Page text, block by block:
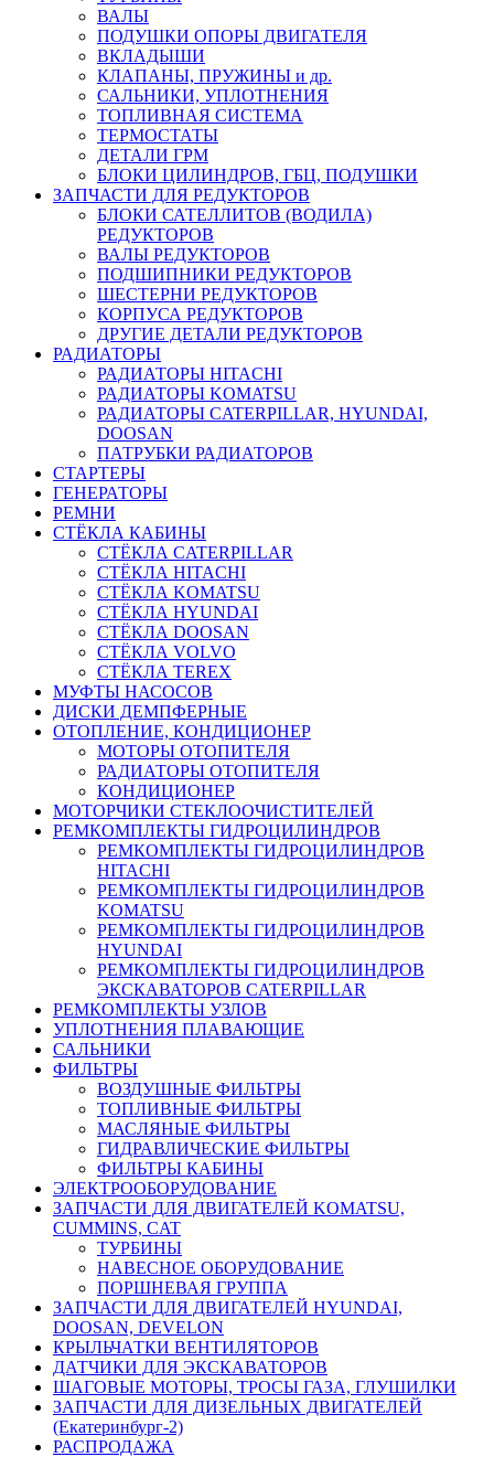
ВАЛЫ
ПОДУШКИ ОПОРЫ ДВИГАТЕЛЯ
ВКЛАДЫШИ
КЛАПАНЫ, ПРУЖИНЫ и др.
САЛЬНИКИ, УПЛОТНЕНИЯ
ТОПЛИВНАЯ СИСТЕМА
ТЕРМОСТАТЫ
ДЕТАЛИ ГРМ
БЛОКИ ЦИЛИНДРОВ, ГБЦ, ПОДУШКИ
ЗАПЧАСТИ ДЛЯ РЕДУКТОРОВ
БЛОКИ САТЕЛЛИТОВ (ВОДИЛА)
РЕДУКТОРОВ
ВАЛЫ РЕДУКТОРОВ
ПОДШИПНИКИ РЕДУКТОРОВ
ШЕСТЕРНИ РЕДУКТОРОВ
КОРПУСА РЕДУКТОРОВ
ДРУГИЕ ДЕТАЛИ РЕДУКТОРОВ
РАДИАТОРЫ
РАДИАТОРЫ HITACHI
РАДИАТОРЫ KOMATSU
РАДИАТОРЫ CATERPILLAR, HYUNDAI,
DOOSAN
ПАТРУБКИ РАДИАТОРОВ
СТАРТЕРЫ
ГЕНЕРАТОРЫ
РЕМНИ
СТЁКЛА КАБИНЫ
СТЁКЛА CATERPILLAR
СТЁКЛА HITACHI
СТЁКЛА KOMATSU
СТЁКЛА HYUNDAI
СТЁКЛА DOOSAN
СТЁКЛА VOLVO
СТЁКЛА TEREX
МУФТЫ НАСОСОВ
ДИСКИ ДЕМПФЕРНЫЕ
ОТОПЛЕНИЕ, КОНДИЦИОНЕР
МОТОРЫ ОТОПИТЕЛЯ
РАДИАТОРЫ ОТОПИТЕЛЯ
КОНДИЦИОНЕР
МОТОРЧИКИ СТЕКЛООЧИСТИТЕЛЕЙ
РЕМКОМПЛЕКТЫ ГИДРОЦИЛИНДРОВ
РЕМКОМПЛЕКТЫ ГИДРОЦИЛИНДРОВ
HITACHI
РЕМКОМПЛЕКТЫ ГИДРОЦИЛИНДРОВ
KOMATSU
РЕМКОМПЛЕКТЫ ГИДРОЦИЛИНДРОВ
HYUNDAI
РЕМКОМПЛЕКТЫ ГИДРОЦИЛИНДРОВ
ЭКСКАВАТОРОВ CATERPILLAR
РЕМКОМПЛЕКТЫ УЗЛОВ
УПЛОТНЕНИЯ ПЛАВАЮЩИЕ
САЛЬНИКИ
ФИЛЬТРЫ
ВОЗДУШНЫЕ ФИЛЬТРЫ
ТОПЛИВНЫЕ ФИЛЬТРЫ
МАСЛЯНЫЕ ФИЛЬТРЫ
ГИДРАВЛИЧЕСКИЕ ФИЛЬТРЫ
ФИЛЬТРЫ КАБИНЫ
ЭЛЕКТРООБОРУДОВАНИЕ
ЗАПЧАСТИ ДЛЯ ДВИГАТЕЛЕЙ KOMATSU,
CUMMINS, CAT
ТУРБИНЫ
НАВЕСНОЕ ОБОРУДОВАНИЕ
ПОРШНЕВАЯ ГРУППА
ЗАПЧАСТИ ДЛЯ ДВИГАТЕЛЕЙ HYUNDAI,
DOOSAN, DEVELON
КРЫЛЬЧАТКИ ВЕНТИЛЯТОРОВ
ДАТЧИКИ ДЛЯ ЭКСКАВАТОРОВ
ШАГОВЫЕ МОТОРЫ, ТРОСЫ ГАЗА, ГЛУШИЛКИ
ЗАПЧАСТИ ДЛЯ ДИЗЕЛЬНЫХ ДВИГАТЕЛЕЙ
(Екатеринбург-2)
РАСПРОДАЖА